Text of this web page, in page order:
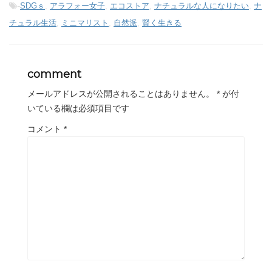
-SDGｓ アラフォー女子 エコストア ナチュラルな人になりたい ナ
チュラル生活
ミニマリスト 自然派 賢く生きる
comment
メールアドレスが公開されることはありません。 * が付
いている欄は必須項目です
コメント *